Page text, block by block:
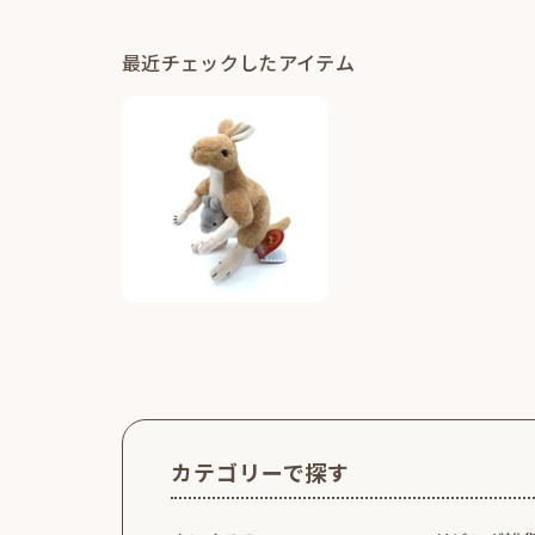
最近チェックしたアイテム
カテゴリーで探す